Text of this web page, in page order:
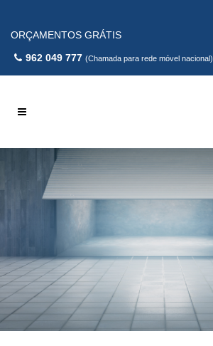
ORÇAMENTOS GRÁTIS
962 049 777 (Chamada para rede móvel nacional)